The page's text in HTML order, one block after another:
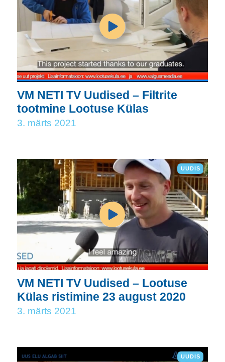
VM NETI TV Uudised – Filtrite
tootmine Lootuse Külas
3. märts 2021
UUDIS
VM NETI TV Uudised – Lootuse
Külas ristimine 23 august 2020
3. märts 2021
UUDIS